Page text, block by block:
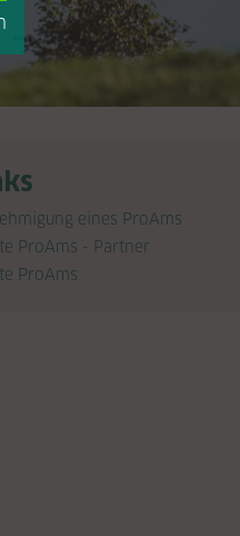
eines ProAms
ProAms - Partner
ProAms